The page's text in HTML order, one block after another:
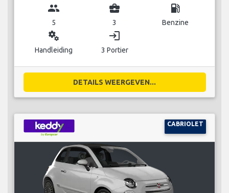
group
5
business_center
3
local_gas_station
Benzine
miscellaneous_services
Handleiding
login
3 Portier
DETAILS WEERGEVEN...
CABRIOLET